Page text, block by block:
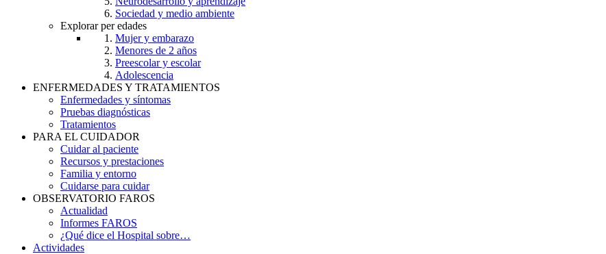
Sociedad y medio ambiente
Explorar per edades
Mujer y embarazo
Menores de 2 años
Preescolar y escolar
Adolescencia
ENFERMEDADES Y TRATAMIENTOS
Enfermedades y síntomas
Pruebas diagnósticas
Tratamientos
PARA EL CUIDADOR
Cuidar al paciente
Recursos y prestaciones
Familia y entorno
Cuidarse para cuidar
OBSERVATORIO FAROS
Actualidad
Informes FAROS
¿Qué dice el Hospital sobre…
Actividades